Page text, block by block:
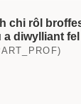
chi rôl
diwylliant